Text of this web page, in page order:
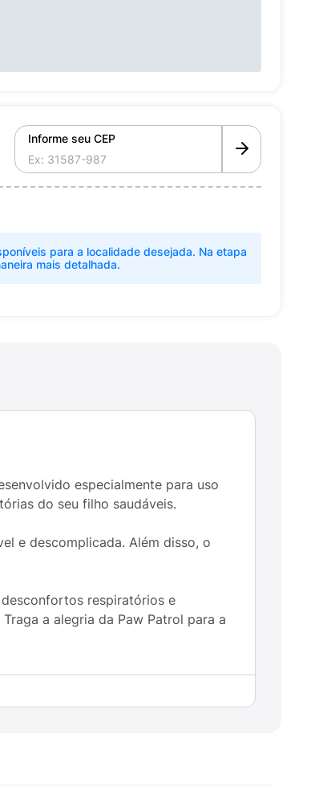
Informe seu CEP
para a localidade desejada. Na etapa
mais detalhada.
especialmente para uso
do seu filho saudáveis.
e descomplicada. Além disso, o
respiratórios e
a alegria da Paw Patrol para a